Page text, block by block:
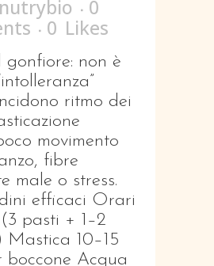
0
0 Likes
gonfiore: non è
ritmo dei
movimento
fibre
male o stress.
efficaci Orari
pasti + 1–2
Mastica 10–15
boccone Acqua